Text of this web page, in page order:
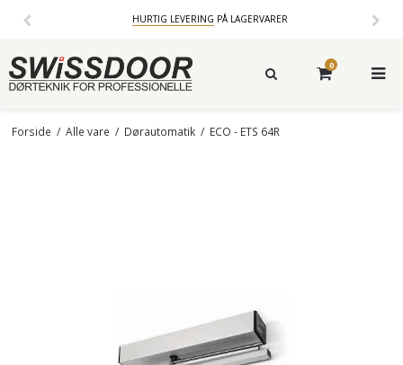
HURTIG LEVERING PÅ LAGERVARER
0
Forside / Alle vare / Dørautomatik / ECO - ETS 64R